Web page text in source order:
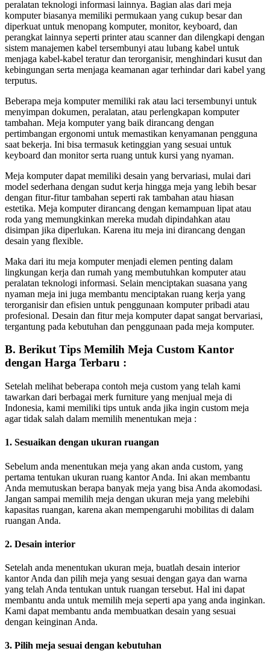
peralatan teknologi informasi lainnya. Bagian alas dari meja
komputer biasanya memiliki permukaan yang cukup besar dan
diperkuat untuk menopang komputer, monitor, keyboard, dan
perangkat lainnya seperti printer atau scanner dan dilengkapi dengan
sistem manajemen kabel tersembunyi atau lubang kabel untuk
menjaga kabel-kabel teratur dan terorganisir, menghindari kusut dan
kebingungan serta menjaga keamanan agar terhindar dari kabel yang
terputus.
Beberapa meja komputer memiliki rak atau laci tersembunyi untuk
menyimpan dokumen, peralatan, atau perlengkapan komputer
tambahan. Meja komputer yang baik dirancang dengan
pertimbangan ergonomi untuk memastikan kenyamanan pengguna
saat bekerja. Ini bisa termasuk ketinggian yang sesuai untuk
keyboard dan monitor serta ruang untuk kursi yang nyaman.
Meja komputer dapat memiliki desain yang bervariasi, mulai dari
model sederhana dengan sudut kerja hingga meja yang lebih besar
dengan fitur-fitur tambahan seperti rak tambahan atau hiasan
estetika. Meja komputer dirancang dengan kemampuan lipat atau
roda yang memungkinkan mereka mudah dipindahkan atau
disimpan jika diperlukan. Karena itu meja ini dirancang dengan
desain yang flexible.
Maka dari itu meja komputer menjadi elemen penting dalam
lingkungan kerja dan rumah yang membutuhkan komputer atau
peralatan teknologi informasi. Selain menciptakan suasana yang
nyaman meja ini juga membantu menciptakan ruang kerja yang
terorganisir dan efisien untuk penggunaan komputer pribadi atau
profesional. Desain dan fitur meja komputer dapat sangat bervariasi,
tergantung pada kebutuhan dan penggunaan pada meja komputer.
B. Berikut Tips Memilih Meja Custom Kantor
dengan Harga Terbaru :
Setelah melihat beberapa contoh meja custom yang telah kami
tawarkan dari berbagai merk furniture yang menjual meja di
Indonesia, kami memiliki tips untuk anda jika ingin custom meja
agar tidak salah dalam memilih menentukan meja :
1. Sesuaikan dengan ukuran ruangan
Sebelum anda menentukan meja yang akan anda custom, yang
pertama tentukan ukuran ruang kantor Anda. Ini akan membantu
Anda memutuskan berapa banyak meja yang bisa Anda akomodasi.
Jangan sampai memilih meja dengan ukuran meja yang melebihi
kapasitas ruangan, karena akan mempengaruhi mobilitas di dalam
ruangan Anda.
2. Desain interior
Setelah anda menentukan ukuran meja, buatlah desain interior
kantor Anda dan pilih meja yang sesuai dengan gaya dan warna
yang telah Anda tentukan untuk ruangan tersebut. Hal ini dapat
membantu anda untuk memilih meja seperti apa yang anda inginkan.
Kami dapat membantu anda membuatkan desain yang sesuai
dengan keinginan Anda.
3. Pilih meja sesuai dengan kebutuhan